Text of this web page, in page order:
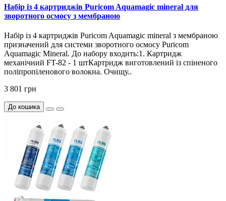
Набір із 4 картриджів Puricom Aquamagic mineral для
зворотного осмосу з мембраною
Набір із 4 картриджів Puricom Aquamagic mineral з мембраною
призначений для системи зворотного осмосу Puricom
Aquamagic Mineral. До набору входить:1. Картридж
механічний FT-82 - 1 штКартридж виготовлений із спіненого
поліпропіленового волокна. Очищу..
3 801 грн
До кошика